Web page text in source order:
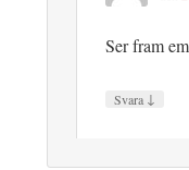
Ser fram
Svara ↓